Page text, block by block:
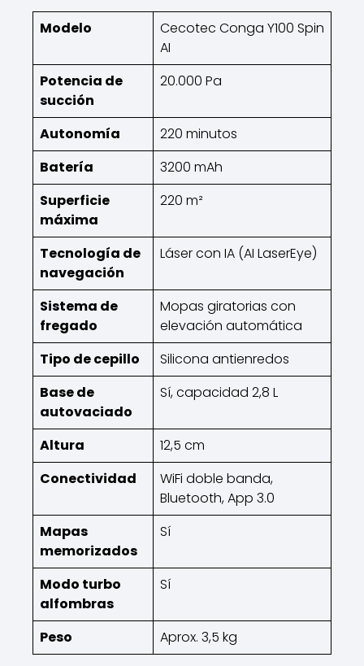
Modelo
Cecotec Conga Y100 Spin
AI
Potencia de
succión
20.000 Pa
Autonomía
220 minutos
Batería
3200 mAh
Superficie
máxima
220 m²
Tecnología de
navegación
Láser con IA (AI LaserEye)
Sistema de
fregado
Mopas giratorias con
elevación automática
Tipo de cepillo
Silicona antienredos
Base de
autovaciado
Sí, capacidad 2,8 L
Altura
12,5 cm
Conectividad
WiFi doble banda,
Bluetooth, App 3.0
Mapas
memorizados
Sí
Modo turbo
alfombras
Sí
Peso Aprox. 3,5 kg